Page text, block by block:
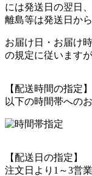
には発送日の翌日
離島等は発送日か
お届け日・お届け
の規定に従いますが
【配送時間の指定】
以下の時間帯への
【配送日の指定】
注文日より1～3営